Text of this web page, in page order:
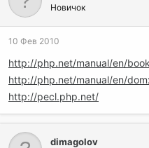
Новичок
10 Фев 2010
http://php.net/manual/en/
http://php.net/manual/en/
http://pecl.php.net/
dimagolov